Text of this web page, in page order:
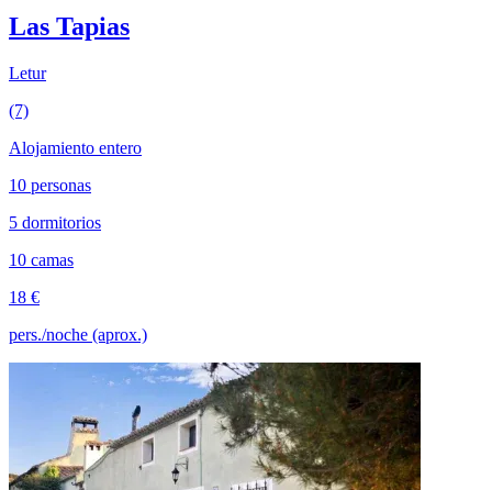
Las Tapias
Letur
(7)
Alojamiento entero
10 personas
5 dormitorios
10 camas
18 €
pers./noche (aprox.)